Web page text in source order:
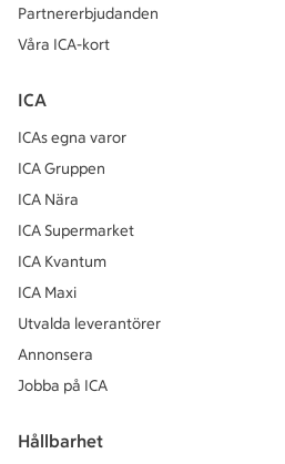
Partnererbjudanden
Våra ICA-kort
ICA
ICAs egna varor
ICA Gruppen
ICA Nära
ICA Supermarket
ICA Kvantum
ICA Maxi
Utvalda leverantörer
Annonsera
Jobba på ICA
Hållbarhet